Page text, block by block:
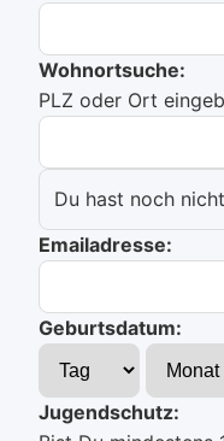
Wohnortsuche:
PLZ oder Ort
Du hast noch
Emailadresse:
Geburtsdatum:
Jugendschutz: